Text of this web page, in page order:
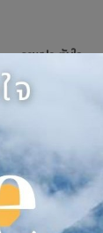
ภาพประทับใจ